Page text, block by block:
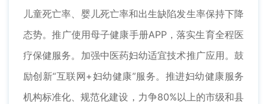
儿童死亡率、婴儿死亡率和出生缺陷发生率保持下降
态势。推广使用母子健康手册APP，落实生育全程医
疗保健服务。加强中医药妇幼适宜技术推广应用。鼓
励创新“互联网+妇幼健康”服务。推进妇幼健康服务
机构标准化、规范化建设，力争80%以上的市级和县